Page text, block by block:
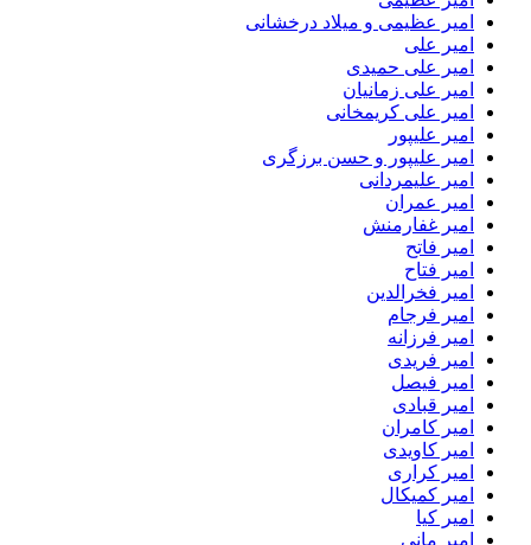
امیر عظیمی و میلاد درخشانی
امیر علی
امیر علی حمیدی
امیر علی زمانیان
امیر علی کریمخانی
امیر علیپور
امیر علیپور و حسن برزگری
امیر علیمردانی
امیر عمران
امیر غفارمنش
امیر فاتح
امیر فتاح
امیر فخرالدین
امیر فرجام
امیر فرزانه
امیر فریدی
امیر فیصل
امیر قبادی
امیر کامران
امیر کاویدی
امیر کراری
امیر کمیکال
امیر کیا
امیر مانی